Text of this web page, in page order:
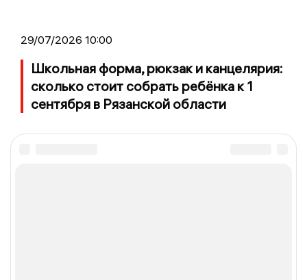
29/07/2026 10:00
Школьная форма, рюкзак и канцелярия:
сколько стоит собрать ребёнка к 1
сентября в Рязанской области